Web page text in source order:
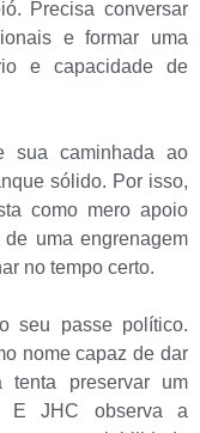
Precisa conversar
e formar uma
e capacidade de
sua caminhada ao
sólido. Por isso,
como mero apoio
uma engrenagem
no tempo certo.
seu passe político.
nome capaz de dar
tenta preservar um
E JHC observa a